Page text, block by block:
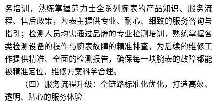
务培训，熟练掌握劳力士全系列腕表的产品知识、服务流
程、售后政策，为表主提供专业、耐心、细致的服务咨询与
指引；检测人员均需通过品牌的专业检测培训，熟练掌握各
类检测设备的操作与腕表故障的精准排查，为后续的维修工
作提供精准、全面的检测报告，确保每一块腕表的故障都能
被精准定位，维修方案科学合理。
（四）服务流程升级：全链路标准化优化，打造高效、
透明、贴心的服务体验